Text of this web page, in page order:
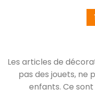
Les articles de
pas des jouets, ne
enfants. Ce